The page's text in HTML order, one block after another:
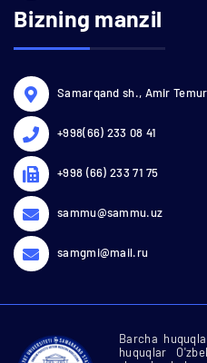
Bizning manzil
Samarqand sh., Amir
+998(66) 233 08 41
+998 (66) 233 71 75
sammu@sammu.uz
samgmi@mail.ru
Barcha
huquqlar